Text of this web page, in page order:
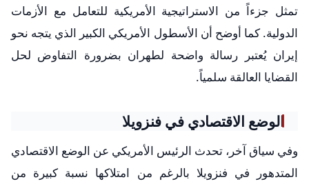
تمثل جزءاً من الاستراتيجية الأمريكية للتعامل مع الأزمات
الدولية. كما أوضح أن الأسطول الأمريكي الكبير الذي يتجه نحو
إيران يُعتبر رسالة واضحة لطهران بضرورة التفاوض لحل
القضايا العالقة سلمياً.
الوضع الاقتصادي في فنزويلا
وفي سياق آخر، تحدث الرئيس الأمريكي عن الوضع الاقتصادي
المتدهور في فنزويلا بالرغم من امتلاكها نسبة كبيرة من